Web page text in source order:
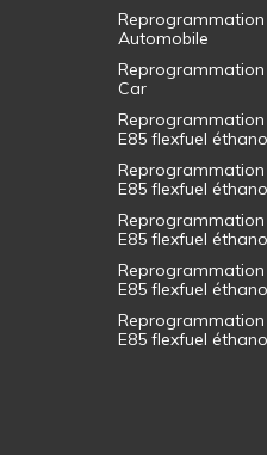
Automobile
Car
E85 flexfuel
E85 flexfuel
E85 flexfuel
E85 flexfuel
E85 flexfuel